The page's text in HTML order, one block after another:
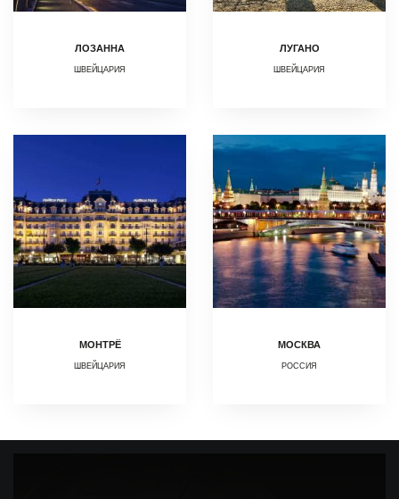
ЛОЗАННА
ШВЕЙЦАРИЯ
ЛУГАНО
ШВЕЙЦАРИЯ
МОНТРЁ
ШВЕЙЦАРИЯ
МОСКВА
РОССИЯ